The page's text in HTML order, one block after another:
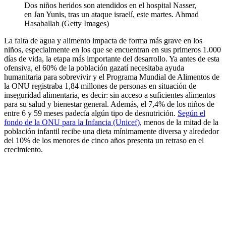
Dos niños heridos son atendidos en el hospital Nasser,
en Jan Yunis, tras un ataque israelí, este martes. Ahmad
Hasaballah (Getty Images)
La falta de agua y alimento impacta de forma más grave en los
niños, especialmente en los que se encuentran en sus primeros 1.000
días de vida, la etapa más importante del desarrollo. Ya antes de esta
ofensiva, el 60% de la población gazatí necesitaba ayuda
humanitaria para sobrevivir y el Programa Mundial de Alimentos de
la ONU registraba 1,84 millones de personas en situación de
inseguridad alimentaria, es decir: sin acceso a suficientes alimentos
para su salud y bienestar general. Además, el 7,4% de los niños de
entre 6 y 59 meses padecía algún tipo de desnutrición. Según el
fondo de la ONU para la Infancia (Unicef), menos de la mitad de la
población infantil recibe una dieta mínimamente diversa y alrededor
del 10% de los menores de cinco años presenta un retraso en el
crecimiento.